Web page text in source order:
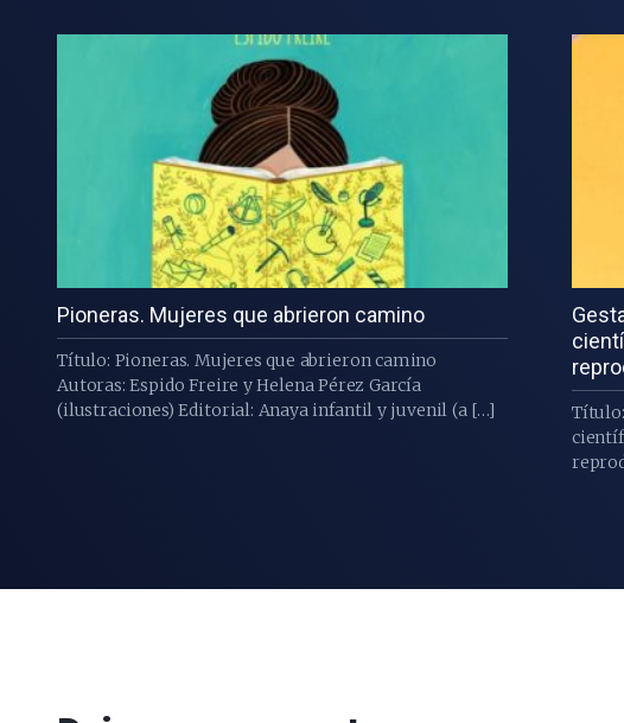
Pioneras. Mujeres que abrieron camino
Título: Pioneras. Mujeres que abrieron camino
Autoras: Espido Freire y Helena Pérez García
(ilustraciones) Editorial: Anaya infantil y juvenil (a […]